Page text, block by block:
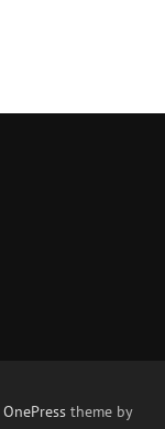
OnePress theme by